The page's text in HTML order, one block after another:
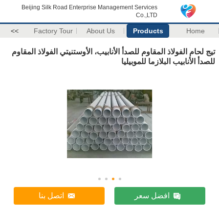
Beijing Silk Road Enterprise Management Services
Co.,LTD
Home
Products
About Us
Factory Tour
>>
تيج لحام الفولاذ المقاوم للصدأ الأنابيب، الأوستنيتي الفولاذ المقاوم
للصدأ الأنابيب البلازما للموبيليا
افضل سعر اتصل بنا